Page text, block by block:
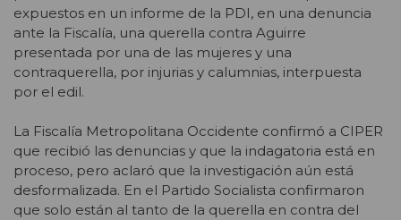
expuestos en un informe de la PDI, en una denuncia
ante la Fiscalía, una querella contra Aguirre
presentada por una de las mujeres y una
contraquerella, por injurias y calumnias, interpuesta
por el edil.
La Fiscalía Metropolitana Occidente confirmó a CIPER
que recibió las denuncias y que la indagatoria está en
proceso, pero aclaró que la investigación aún está
desformalizada. En el Partido Socialista confirmaron
que solo están al tanto de la querella en contra del